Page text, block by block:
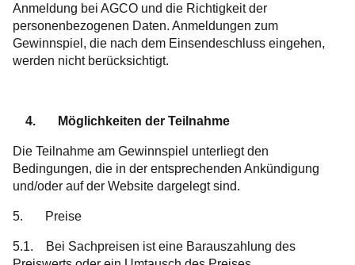
Anmeldung bei AGCO und die Richtigkeit der
personenbezogenen Daten. Anmeldungen zum
Gewinnspiel, die nach dem Einsendeschluss eingehen,
werden nicht berücksichtigt.
4. Möglichkeiten der Teilnahme
Die Teilnahme am Gewinnspiel unterliegt den
Bedingungen, die in der entsprechenden Ankündigung
und/oder auf der Website dargelegt sind.
5. Preise
5.1. Bei Sachpreisen ist eine Barauszahlung des